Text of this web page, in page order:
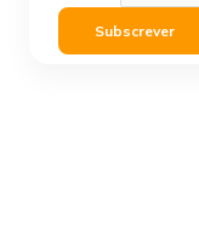
Subscrever